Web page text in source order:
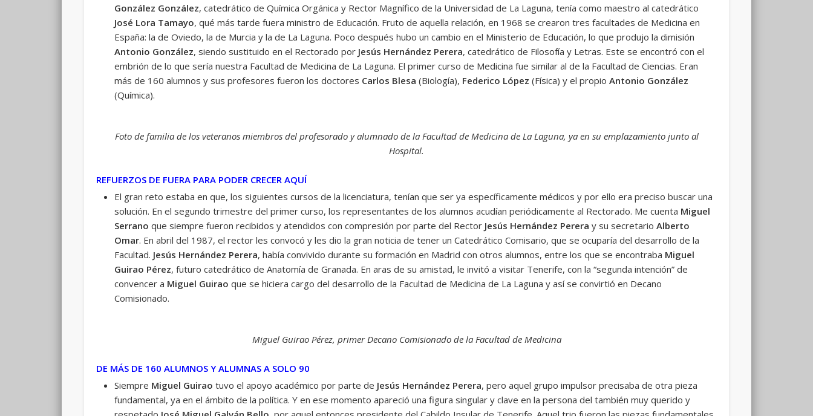
González González, catedrático de Química Orgánica y Rector Magnífico de la Universidad de La Laguna, tenía como maestro al catedrático
José Lora Tamayo, qué más tarde fuera ministro de Educación. Fruto de aquella relación, en 1968 se crearon tres facultades de Medicina en
España: la de Oviedo, la de Murcia y la de La Laguna. Poco después hubo un cambio en el Ministerio de Educación, lo que produjo la dimisión
Antonio González, siendo sustituido en el Rectorado por Jesús Hernández Perera, catedrático de Filosofía y Letras. Este se encontró con el
embrión de lo que sería nuestra Facultad de Medicina de La Laguna. El primer curso de Medicina fue similar al de la Facultad de Ciencias. Eran
más de 160 alumnos y sus profesores fueron los doctores Carlos Blesa (Biología), Federico López (Física) y el propio Antonio González
(Química).
Foto de familia de los veteranos miembros del profesorado y alumnado de la Facultad de Medicina de La Laguna, ya en su emplazamiento junto al
Hospital.
REFUERZOS DE FUERA PARA PODER CRECER AQUÍ
El gran reto estaba en que, los siguientes cursos de la licenciatura, tenían que ser ya específicamente médicos y por ello era preciso buscar una
solución. En el segundo trimestre del primer curso, los representantes de los alumnos acudían periódicamente al Rectorado. Me cuenta Miguel
Serrano que siempre fueron recibidos y atendidos con compresión por parte del Rector Jesús Hernández Perera y su secretario Alberto
Omar. En abril del 1987, el rector les convocó y les dio la gran noticia de tener un Catedrático Comisario, que se ocuparía del desarrollo de la
Facultad. Jesús Hernández Perera, había convivido durante su formación en Madrid con otros alumnos, entre los que se encontraba Miguel
Guirao Pérez, futuro catedrático de Anatomía de Granada. En aras de su amistad, le invitó a visitar Tenerife, con la “segunda intención” de
convencer a Miguel Guirao que se hiciera cargo del desarrollo de la Facultad de Medicina de La Laguna y así se convirtió en Decano
Comisionado.
Miguel Guirao Pérez, primer Decano Comisionado de la Facultad de Medicina
DE MÁS DE 160 ALUMNOS Y ALUMNAS A SOLO 90
Siempre Miguel Guirao tuvo el apoyo académico por parte de Jesús Hernández Perera, pero aquel grupo impulsor precisaba de otra pieza
fundamental, ya en el ámbito de la política. Y en ese momento apareció una figura singular y clave en la persona del también muy querido y